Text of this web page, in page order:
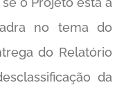
no tema do
do Relatório
da